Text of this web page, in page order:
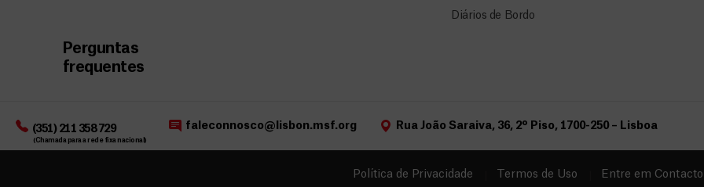
Diários de Bordo
Perguntas
frequentes
(351) 211 358 729
(Chamada para a rede fixa nacional)
faleconnosco@lisbon.msf.org Rua João Saraiva, 36, 2º Piso, 1700-250 – Lisboa
Política de Privacidade Termos de Uso Entre em Contacto